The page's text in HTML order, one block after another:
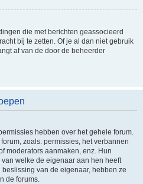
die met berichten geassocieerd
bij te zetten. Of je al dan niet gebruik
af van de door de beheerder
hebben over het gehele forum.
zoals: permissies, het verbannen
moderators aanmaken, enz. Hun
welke de eigenaar aan hen heeft
van de eigenaar, hebben ze
de forums.